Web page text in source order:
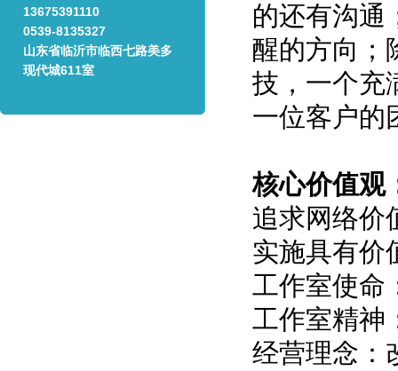
13675391110
0539-8135327
山东省临沂市临西七路美多
现代城611室
的还有沟通
醒的方向；
技，一个充
一位客户的
核心价值观
追求网络价
实施具有价
工作室使命
工作室精神
经营理念：